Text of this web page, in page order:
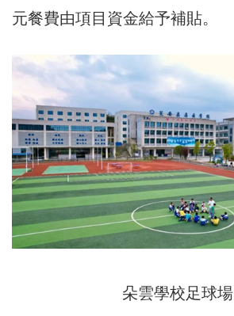
元餐費由項目資金給予補貼。
朵雲學校足球場